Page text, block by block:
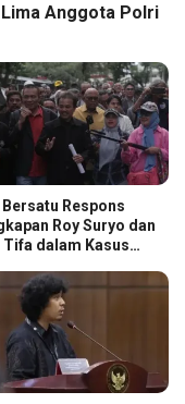
Anggota Polri
Respons
Roy Suryo dan
dalam Kasus